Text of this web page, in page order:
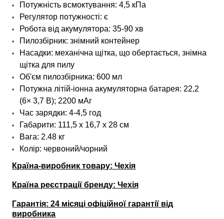
Потужність всмоктування: 4,5 кПа
Регулятор потужності: є
Робота від акумулятора: 35-90 хв
Пилозбірник: знімний контейнер
Насадки: механічна щітка, що обертається, знімна
щітка для пилу
Об'єм пилозбірника: 600 мл
Потужна літій-іонна акумуляторна батарея: 22,2
(6× 3,7 В); 2200 мАг
Час зарядки: 4-4,5 год
Габарити: 111,5 x 16,7 x 28 см
Вага: 2.48 кг
Колір: червоний/чорний
Країна-виробник товару: Чехія
Країна реєстрації бренду: Чехія
Гарантія: 24 місяці офіційної гарантії від
виробника